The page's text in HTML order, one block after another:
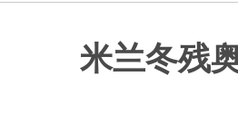
米兰冬残